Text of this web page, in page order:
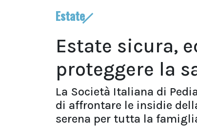
Estate
Estate sicura,
proteggere la
La Società Italiana di
di affrontare le insidie
serena per tutta la